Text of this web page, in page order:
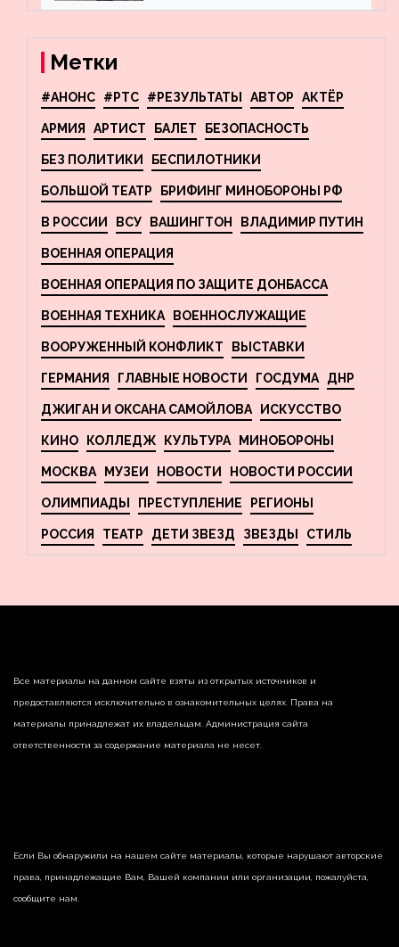
террористов, планировавших
Метки
#АНОНС #РТС #РЕЗУЛЬТАТЫ АВТОР АКТЁР
АРМИЯ АРТИСТ БАЛЕТ БЕЗОПАСНОСТЬ
БЕЗ ПОЛИТИКИ БЕСПИЛОТНИКИ
БОЛЬШОЙ ТЕАТР БРИФИНГ МИНОБОРОНЫ РФ
В РОССИИ ВСУ ВАШИНГТОН ВЛАДИМИР ПУТИН
ВОЕННАЯ ОПЕРАЦИЯ
ВОЕННАЯ ОПЕРАЦИЯ ПО ЗАЩИТЕ ДОНБАССА
ВОЕННАЯ ТЕХНИКА ВОЕННОСЛУЖАЩИЕ
ВООРУЖЕННЫЙ КОНФЛИКТ ВЫСТАВКИ
ГЕРМАНИЯ ГЛАВНЫЕ НОВОСТИ ГОСДУМА ДНР
ДЖИГАН И ОКСАНА САМОЙЛОВА ИСКУССТВО
КИНО КОЛЛЕДЖ КУЛЬТУРА МИНОБОРОНЫ
МОСКВА МУЗЕИ НОВОСТИ НОВОСТИ РОССИИ
ОЛИМПИАДЫ ПРЕСТУПЛЕНИЕ РЕГИОНЫ
РОССИЯ ТЕАТР ДЕТИ ЗВЕЗД ЗВЕЗДЫ СТИЛЬ
Все материалы на данном сайте взяты из открытых источников и
предоставляются исключительно в ознакомительных целях. Права на
материалы принадлежат их владельцам. Администрация сайта
ответственности за содержание материала не несет.
Если Вы обнаружили на нашем сайте материалы, которые нарушают авторские
права, принадлежащие Вам, Вашей компании или организации, пожалуйста,
сообщите нам.